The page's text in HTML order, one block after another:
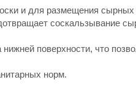
и для размещения сырных
соскальзывание
поверхности, что
норм.